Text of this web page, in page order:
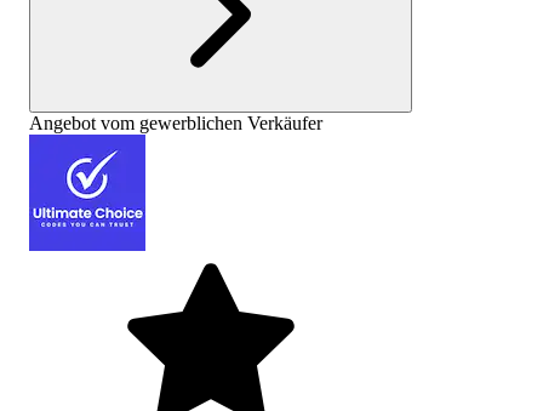
Angebot vom gewerblichen Verkäufer